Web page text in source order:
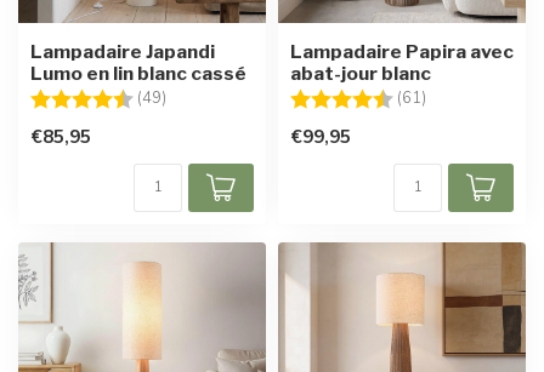
Lampadaire Japandi
Lumo en lin blanc cassé
Note:
(49)
€85,95
Lampadaire Papira avec
abat-jour blanc
Note:
(61)
€99,95